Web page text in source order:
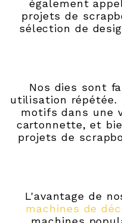
également
projets de
sélection de
Nos dies sont
utilisation répétée.
motifs dans une
cartonnette, et
projets de
L'avantage de
machines de